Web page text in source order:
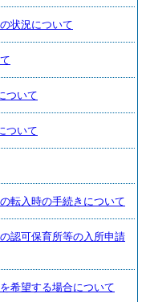
状況について
ついて
ついて
転入時の手続きについて
認可保育所等の入所申請
希望する場合について